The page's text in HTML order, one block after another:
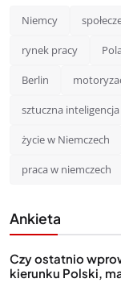
Niemcy
rynek pracy
Berlin
sztuczna inteligencja
życie w Niemczech
praca w niemczech
Ankieta
Czy ostatnio
kierunku Polski,